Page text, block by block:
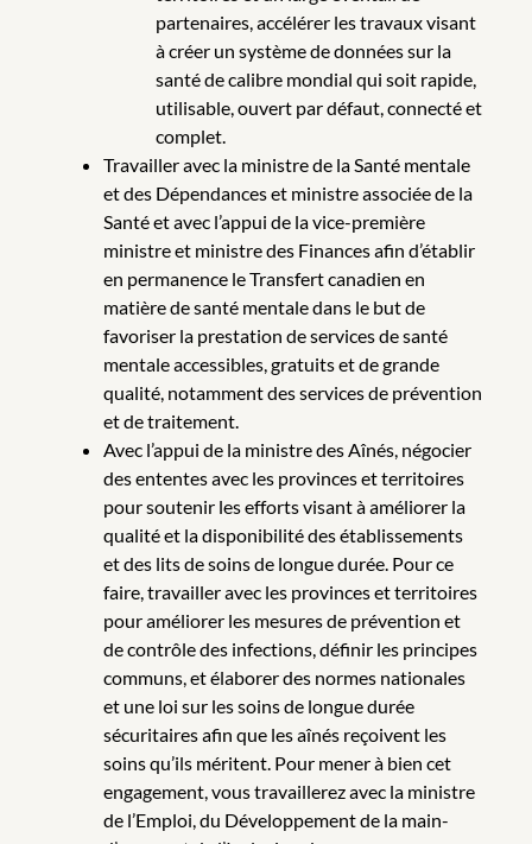
partenaires, accélérer les travaux visant
à créer un système de données sur la
santé de calibre mondial qui soit rapide,
utilisable, ouvert par défaut, connecté et
complet.
Travailler avec la ministre de la Santé mentale
et des Dépendances et ministre associée de la
Santé et avec l’appui de la vice-première
ministre et ministre des Finances afin d’établir
en permanence le Transfert canadien en
matière de santé mentale dans le but de
favoriser la prestation de services de santé
mentale accessibles, gratuits et de grande
qualité, notamment des services de prévention
et de traitement.
Avec l’appui de la ministre des Aînés, négocier
des ententes avec les provinces et territoires
pour soutenir les efforts visant à améliorer la
qualité et la disponibilité des établissements
et des lits de soins de longue durée. Pour ce
faire, travailler avec les provinces et territoires
pour améliorer les mesures de prévention et
de contrôle des infections, définir les principes
communs, et élaborer des normes nationales
et une loi sur les soins de longue durée
sécuritaires afin que les aînés reçoivent les
soins qu’ils méritent. Pour mener à bien cet
engagement, vous travaillerez avec la ministre
de l’Emploi, du Développement de la main-